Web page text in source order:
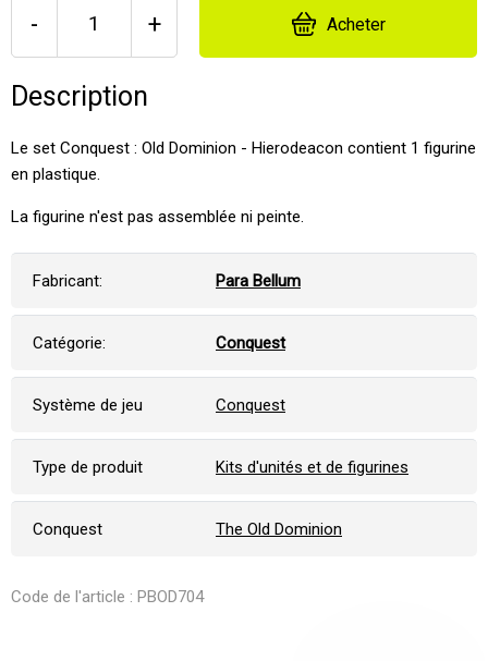
- + Acheter
Description
Le set Conquest : Old Dominion - Hierodeacon contient 1 figurine
en plastique.
La figurine n'est pas assemblée ni peinte.
Fabricant: Para Bellum
Catégorie: Conquest
Système de jeu Conquest
Type de produit Kits d'unités et de figurines
Conquest The Old Dominion
Code de l'article : PBOD704